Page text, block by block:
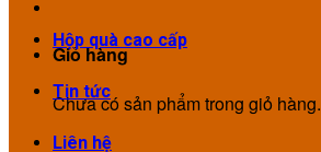
Giỏ hàng
Chưa có sản phẩm trong giỏ hàng.
Hộp quà cao cấp
Tin tức
Liên hệ